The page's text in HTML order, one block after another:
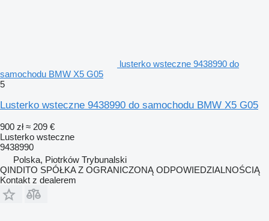
lusterko wsteczne 9438990 do
samochodu BMW X5 G05
5
Lusterko wsteczne 9438990 do samochodu BMW X5 G05
900 zł ≈ 209 €
Lusterko wsteczne
9438990
Polska, Piotrków Trybunalski
QINDITO SPÓŁKA Z OGRANICZONĄ ODPOWIEDZIALNOŚCIĄ
Kontakt z dealerem